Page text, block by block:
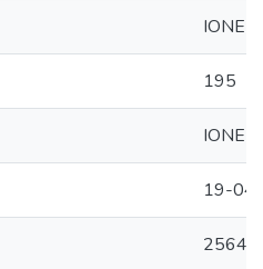
IONE
195
IONE
19-04
25641